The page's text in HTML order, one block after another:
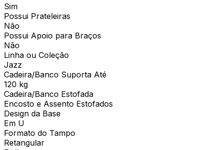
Sim
Possui Prateleiras
Não
Possui Apoio para Braços
Não
Linha ou Coleção
Jazz
Cadeira/Banco Suporta Até
120 kg
Cadeira/Banco Estofada
Encosto e Assento Estofados
Design da Base
Em U
Formato do Tampo
Retangular